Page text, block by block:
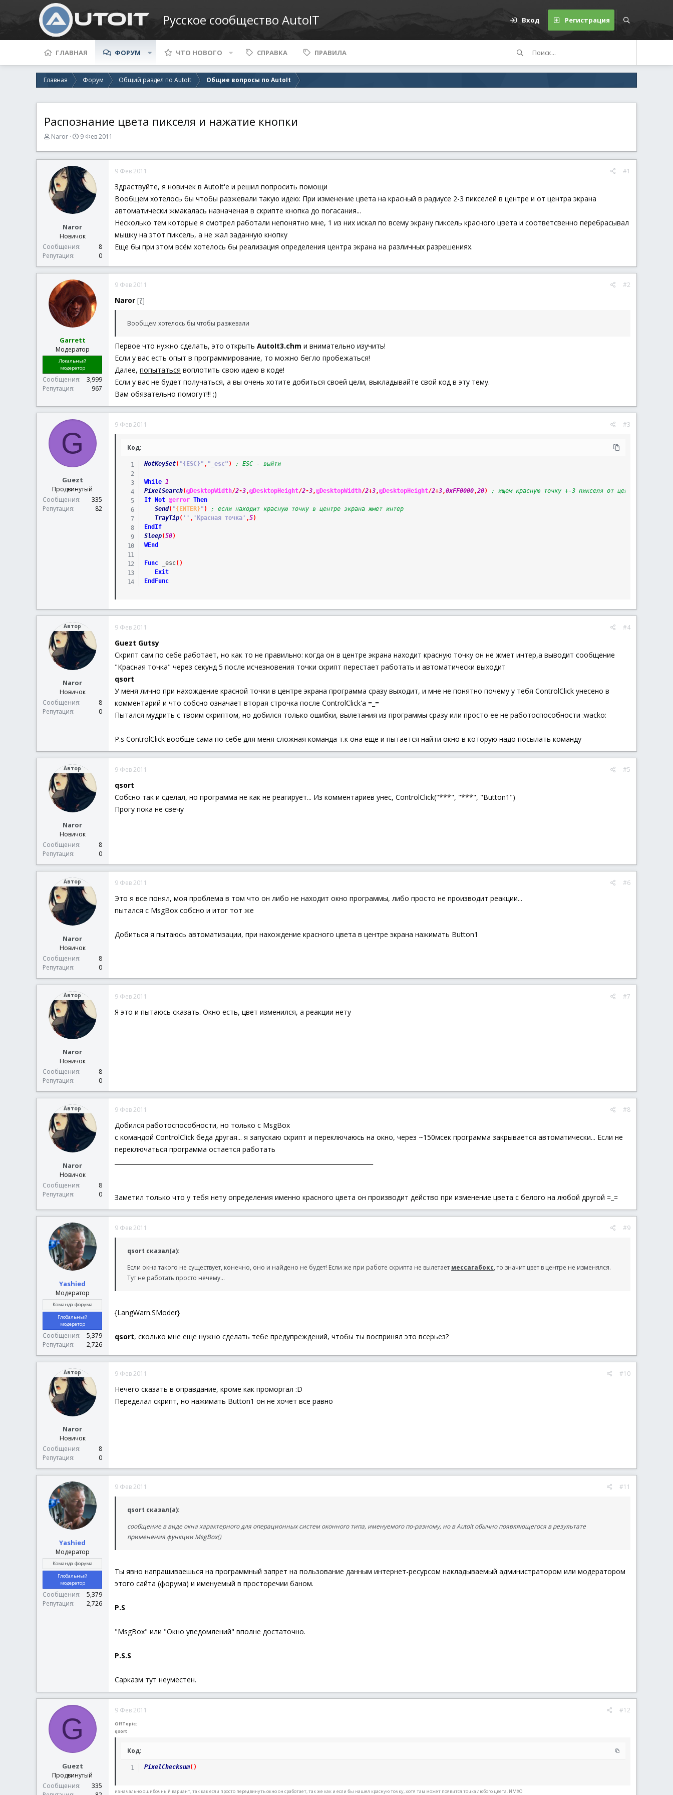
Русское сообщество AutoIT Вход Регистрация
ГЛАВНАЯ ФОРУМ ЧТО НОВОГО СПРАВКА ПРАВИЛА
Главная Форум Общий раздел по AutoIt Общие вопросы по AutoIt
Распознание цвета пикселя и нажатие кнопки
А
т
т
е
м
ы
Naror
Д
т
н
а
ч
9 Фев 2011
Naror
Новичок
Сообщения
8
Репутация
0
9 Фев 2011 #1
Здраствуйте, я новичек в AutoIt'e и решил попросить помощи
Вообщем хотелось бы чтобы разжевали такую идею: При изменение цвета на красный в радиусе 2-3 пикселей в центре и от центра экрана
автоматически жмакалась назначеная в скрипте кнопка до погасания...
Несколько тем которые я смотрел работали непонятно мне, 1 из них искал по всему экрану пиксель красного цвета и соответсвенно перебрасывал
мышку на этот пиксель, а не жал заданную кнопку
Еще бы при этом всём хотелось бы реализация определения центра экрана на различных разрешениях.
Garrett
Модератор
Локальный
модератор
Сообщения
3,999
Репутация
967
9 Фев 2011 #2
Naror [?]
Вообщем хотелось бы чтобы разжевали
Первое что нужно сделать, это открыть AutoIt3.chm и внимательно изучить!
Если у вас есть опыт в программирование, то можно бегло пробежаться!
Далее, попытаться воплотить свою идею в коде!
Если у вас не будет получаться, а вы очень хотите добиться своей цели, выкладывайте свой код в эту тему.
Вам обязательно помогут!!! ;)
G
Guezt
Продвинутый
Сообщения
335
Репутация
82
9 Фев 2011 #3
Код:
HotKeySet("{ESC}" , "_esc" ) ; ESC - выйти
While
1
PixelSearch(@DesktopWidth/2-3,@DesktopHeight/2-3,@DesktopWidth/2+3,@DesktopHeight/2+3,0xFF0000,20)
; ищем красную точку +-3 пикселя от центра монитора
If Not @error Then
Send("{ENTER}" )
; если находит красную точку в центре экрана жмет интер
TrayTip( '' , 'Красная точка' ,5)
EndIf
Sleep(50)
WEnd
Func _esc( )
Exit
EndFunc
Автор
Naror
Новичок
Сообщения
8
Репутация
0
9 Фев 2011 #4
Guezt Gutsy
Скрипт сам по себе работает, но как то не правильно: когда он в центре экрана находит красную точку он не жмет интер,а выводит сообщение
"Красная точка" через секунд 5 после исчезновения точки скрипт перестает работать и автоматически выходит
qsort
У меня лично при нахождение красной точки в центре экрана программа сразу выходит, и мне не понятно почему у тебя ControlClick унесено в
комментарий и что собсно означает вторая строчка после ControlClick'a =_=
Пытался мудрить с твоим скриптом, но добился только ошибки, вылетания из программы сразу или просто ее не работоспособности :wacko:
P.s ControlClick вообще сама по себе для меня сложная команда т.к она еще и пытается найти окно в которую надо посылать команду
Автор
Naror
Новичок
Сообщения
8
Репутация
0
9 Фев 2011 #5
qsort
Собсно так и сделал, но программа не как не реагирует... Из комментариев унес, ControlClick("***", "***", "Button1")
Прогу пока не свечу
Автор
Naror
Новичок
Сообщения
8
Репутация
0
9 Фев 2011 #6
Это я все понял, моя проблема в том что он либо не находит окно программы, либо просто не производит реакции...
пытался с MsgBox собсно и итог тот же
Добиться я пытаюсь автоматизации, при нахождение красного цвета в центре экрана нажимать Button1
Автор
Naror
Новичок
Сообщения
8
Репутация
0
9 Фев 2011 #7
Я это и пытаюсь сказать. Окно есть, цвет изменился, а реакции нету
Автор
Naror
Новичок
Сообщения
8
Репутация
0
9 Фев 2011 #8
Добился работоспособности, но только с MsgBox
с командой ControlClick беда другая... я запускаю скрипт и переключаюсь на окно, через ~150мсек программа закрывается автоматически... Если не
переключаться программа остается работать
Заметил только что у тебя нету определения именно красного цвета он производит действо при изменение цвета с белого на любой другой =_=
Yashied
Модератор
Команда форума
Глобальный
модератор
Сообщения
5,379
Репутация
2,726
9 Фев 2011 #9
qsort сказал(а):
Если окна такого не существует, конечно, оно и найдено не будет! Если же при работе скрипта не вылетает мессагабокс, то значит цвет в центре не изменялся.
Тут не работать просто нечему...
{LangWarn.SModer}
qsort, сколько мне еще нужно сделать тебе предупреждений, чтобы ты воспринял это всерьез?
Автор
Naror
Новичок
Сообщения
8
Репутация
0
9 Фев 2011 #10
Нечего сказать в оправдание, кроме как проморгал :D
Переделал скрипт, но нажимать Button1 он не хочет все равно
Yashied
Модератор
Команда форума
Глобальный
модератор
Сообщения
5,379
Репутация
2,726
9 Фев 2011 #11
qsort сказал(а):
сообщение в виде окна характерного для операционных систем оконного типа, именуемого по-разному, но в Autoit обычно появляющегося в результате
применения функции MsgBox()
Ты явно напрашиваешься на программный запрет на пользование данным интернет-ресурсом накладываемый администратором или модератором
этого сайта (форума) и именуемый в просторечии баном.
P.S
"MsgBox" или "Окно уведомлений" вполне достаточно.
P.S.S
Сарказм тут неуместен.
G
Guezt
Продвинутый
Сообщения
335
9 Фев 2011 #12
OffTopic:
qsort
Код:
PixelChecksum( )
изначально ошибочный вариант, так как если просто передвинуть окно он сработает, так же как и если бы нашел красную точку, хотя там может появится точка любого цвета. ИМХО